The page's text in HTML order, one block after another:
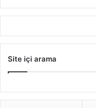
Site içi arama